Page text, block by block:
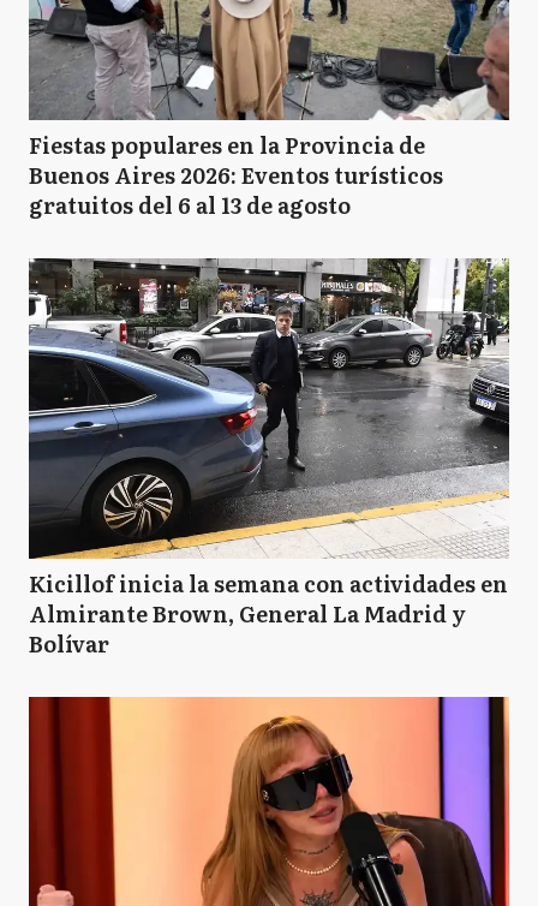
Fiestas populares en la Provincia de
Buenos Aires 2026: Eventos turísticos
gratuitos del 6 al 13 de agosto
Kicillof inicia la semana con actividades en
Almirante Brown, General La Madrid y
Bolívar